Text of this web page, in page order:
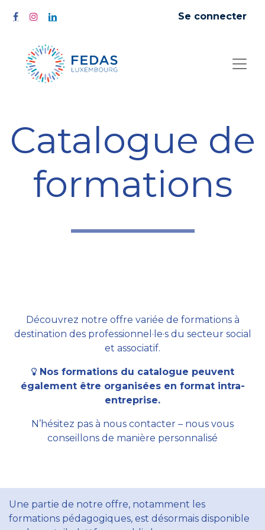
Se connecter
Catalogue de
formations
Découvrez notre offre variée de formations à
destination des professionnel·le·s du secteur social
et associatif.
Nos formations du catalogue peuvent
également être organisées en format intra-
entreprise.
N’hésitez pas à nous contacter – nous vous
conseillons de manière personnalisé
Une partie de notre offre, notamment les
formations pédagogiques, est désormais disponible